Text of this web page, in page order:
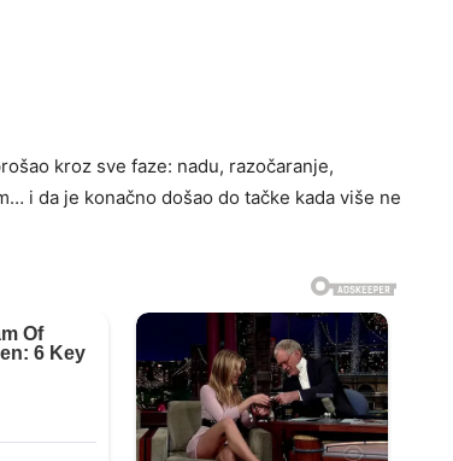
kroz sve faze: nadu, razočaranje,
i da je konačno došao do tačke kada više ne